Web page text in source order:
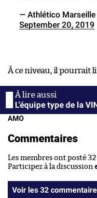
— Athlético
September 20, 2019
À ce niveau, il pourrait
L’équipe type de la
AMO
Commentaires
Les membres ont posté
Participez à la discussion
Voir les 32